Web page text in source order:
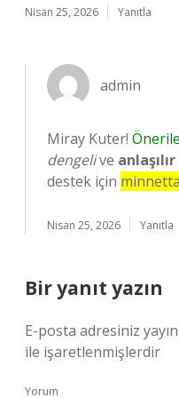
Nisan 25, 2026 Yanıtla
admin
Miray Kuter!
dengelive anlaşılır
destek için
Nisan 25, 2026 Yanıtla
Bir yanıt yazın
E-posta adresiniz
ile işaretlenmişlerdir
Yorum